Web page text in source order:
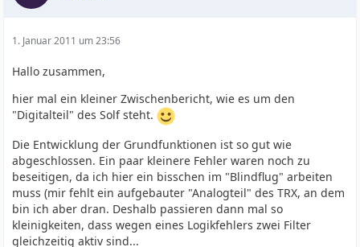
1. Januar 2011 um 23:56
Hallo zusammen,
hier mal ein kleiner Zwischenbericht, wie es um den
"Digitalteil" des Solf steht.
Die Entwicklung der Grundfunktionen ist so gut wie
abgeschlossen. Ein paar kleinere Fehler waren noch zu
beseitigen, da ich hier ein bisschen im "Blindflug" arbeiten
muss (mir fehlt ein aufgebauter "Analogteil" des TRX, an dem
bin ich aber dran. Deshalb passieren dann mal so
kleinigkeiten, dass wegen eines Logikfehlers zwei Filter
gleichzeitig aktiv sind...